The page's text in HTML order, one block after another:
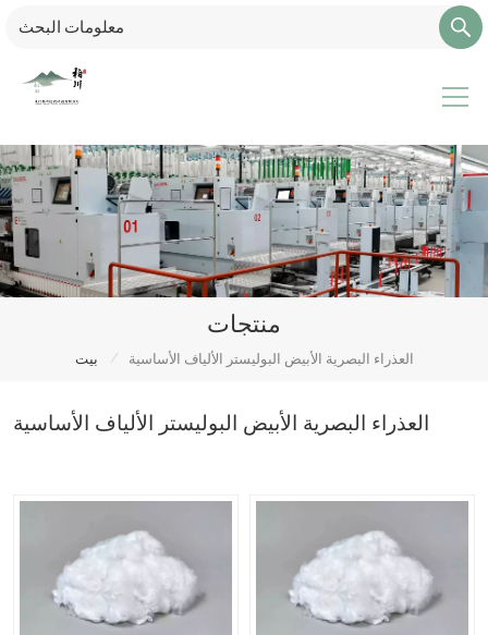
منتجات
بيت / العذراء البصرية الأبيض البوليستر الألياف الأساسية
العذراء البصرية الأبيض البوليستر الألياف الأساسية